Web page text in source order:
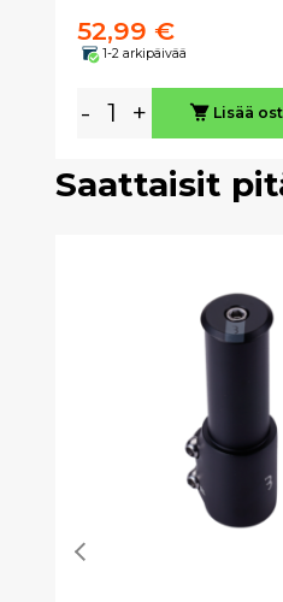
52,99 €
1-2 arkipäivää
- + Lisää
Saattaisit